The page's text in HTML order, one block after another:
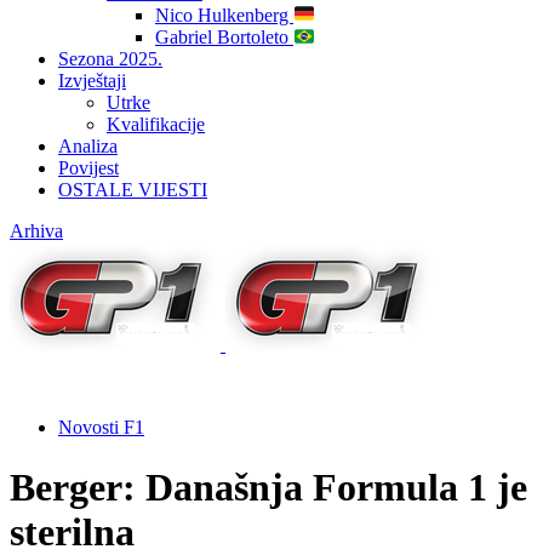
Nico Hulkenberg
Gabriel Bortoleto
Sezona 2025.
Izvještaji
Utrke
Kvalifikacije
Analiza
Povijest
OSTALE VIJESTI
Arhiva
Novosti F1
Berger: Današnja Formula 1 je
sterilna